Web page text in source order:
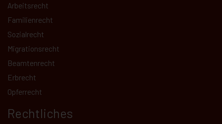
Arbeitsrecht
Familienrecht
Sozialrecht
Migrationsrecht
Beamtenrecht
Erbrecht
Opferrecht
Rechtliches